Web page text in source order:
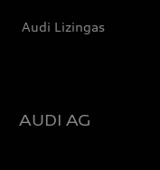
Audi Lizingas
AUDI AG